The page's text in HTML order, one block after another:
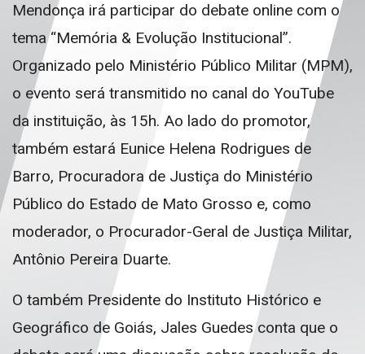
Mendonça irá participar do debate online com o
tema “Memória & Evolução Institucional”.
Organizado pelo Ministério Público Militar (MPM),
o evento será transmitido no canal do YouTube
da instituição, às 15h. Ao lado do promotor,
também estará Eunice Helena Rodrigues de
Barro, Procuradora de Justiça do Ministério
Público do Estado de Mato Grosso e, como
moderador, o Procurador-Geral de Justiça Militar,
Antônio Pereira Duarte.
O também Presidente do Instituto Histórico e
Geográfico de Goiás, Jales Guedes conta que o